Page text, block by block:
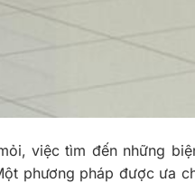
việc tìm đến những
phương pháp được ưa